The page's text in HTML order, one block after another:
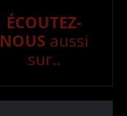
ÉCOUTEZ-
NOUS aussi
sur..